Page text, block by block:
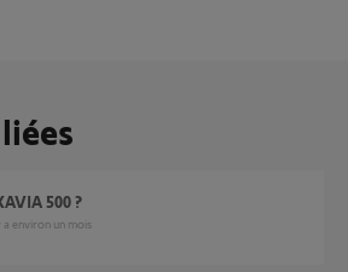
500 ?
y a environ un mois